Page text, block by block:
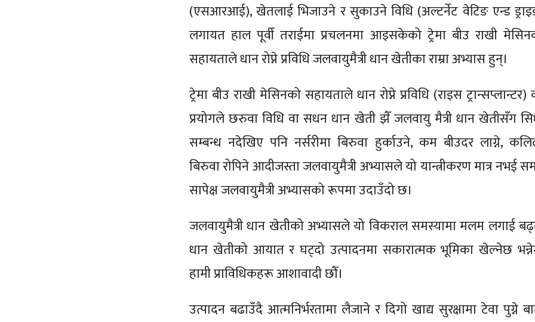
(एसआरआई), खेतलाई भिजाउने र सुकाउने विधि (अल्टर्नेट वेटिङ एन्ड
लगायत हाल पूर्वी तराईमा प्रचलनमा आइसकेको ट्रेमा बीउ राखी
सहायताले धान रोप्ने प्रविधि जलवायुमैत्री धान खेतीका राम्रा अभ्यास हुन्।
ट्रेमा बीउ राखी मेसिनको सहायताले धान रोप्ने प्रविधि (राइस ट्रान्सप्लान्टर)
प्रयोगले छरुवा विधि वा सधन धान खेती झैँ जलवायु मैत्री धान खेतीसँग
सम्बन्ध नदेखिए पनि नर्सरीमा बिरुवा हुर्काउने, कम बीउदर लाग्ने,
बिरुवा रोपिने आदीजस्ता जलवायुमैत्री अभ्यासले यो यान्त्रीकरण मात्र नभई
सापेक्ष जलवायुमैत्री अभ्यासको रूपमा उदाउँदो छ।
जलवायुमैत्री धान खेतीको अभ्यासले यो विकराल समस्यामा मलम लगाई
धान खेतीको आयात र घट्दो उत्पादनमा सकारात्मक भूमिका खेल्नेछ
हामी प्राविधिकहरू आशावादी छौँ।
उत्पादन बढाउँदै आत्मनिर्भरतामा लैजाने र दिगो खाद्य सुरक्षामा टेवा पुग्ने